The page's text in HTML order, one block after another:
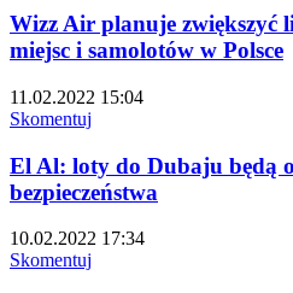
Wizz Air planuje zwiększyć
miejsc i samolotów w Polsce
11.02.2022 15:04
Skomentuj
El Al: loty do Dubaju będą
bezpieczeństwa
10.02.2022 17:34
Skomentuj